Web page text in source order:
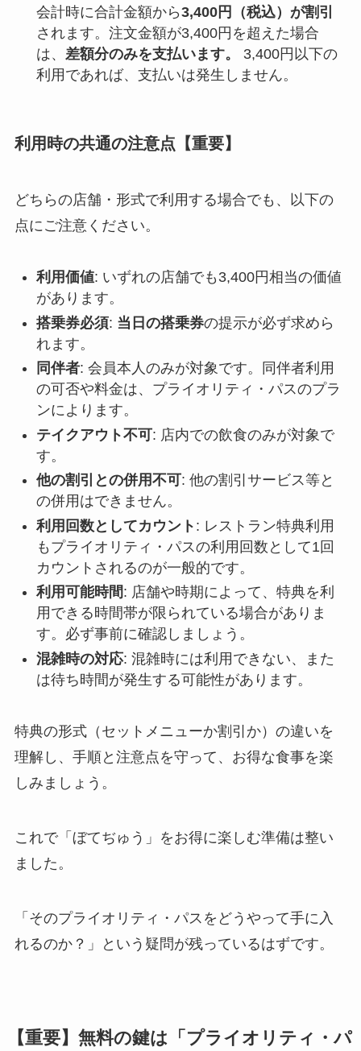
会計時に合計金額から3,400円（税込）が割引
されます。注文金額が3,400円を超えた場合
は、 差額分のみを支払います。
3,400円以下の
利用であれば、支払いは発生しません。
利用時の共通の注意点【重要】
どちらの店舗・形式で利用する場合でも、以下の
点にご注意ください。
利用価値: いずれの店舗でも3,400円相当の価値
があります。
搭乗券必須: 当日の搭乗券の提示が必ず求めら
れます。
同伴者: 会員本人のみが対象です。同伴者利用
の可否や料金は、プライオリティ・パスのプラ
ンによります。
テイクアウト不可: 店内での飲食のみが対象で
す。
他の割引との併用不可: 他の割引サービス等と
の併用はできません。
利用回数としてカウント : レストラン特典利用
もプライオリティ・パスの利用回数として1回
カウントされるのが一般的です。
利用可能時間: 店舗や時期によって、特典を利
用できる時間帯が限られている場合がありま
す。必ず事前に確認しましょう。
混雑時の対応: 混雑時には利用できない、また
は待ち時間が発生する可能性があります。
特典の形式（セットメニューか割引か）の違いを
理解し、手順と注意点を守って、お得な食事を楽
しみましょう。
これで「ぼてぢゅう」をお得に楽しむ準備は整い
ました。
「そのプライオリティ・パスをどうやって手に入
れるのか？」という疑問が残っているはずです。
【重要】無料の鍵は「プライオリティ・パ